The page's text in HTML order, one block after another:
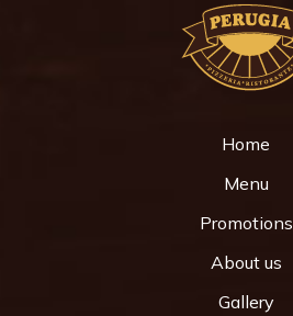
Home
Menu
Promotions
About us
Gallery